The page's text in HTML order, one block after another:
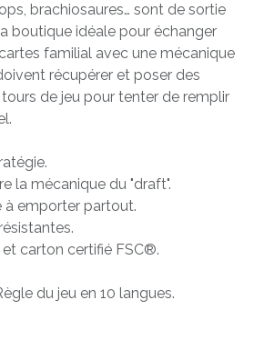
brachiosaures… sont de sortie
boutique idéale pour échanger
familial avec une mécanique
récupérer et poser des
de jeu pour tenter de remplir
la mécanique du "draft".
emporter partout.
carton certifié FSC®.
du jeu en 10 langues.